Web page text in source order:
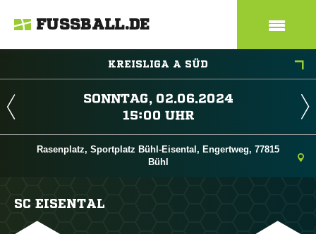
FUSSBALL.DE
KREISLIGA A SÜD
 
 
Rasenplatz, Sportplatz Bühl-Eisental, Engertweg, 77815
Bühl
SC EISENTAL